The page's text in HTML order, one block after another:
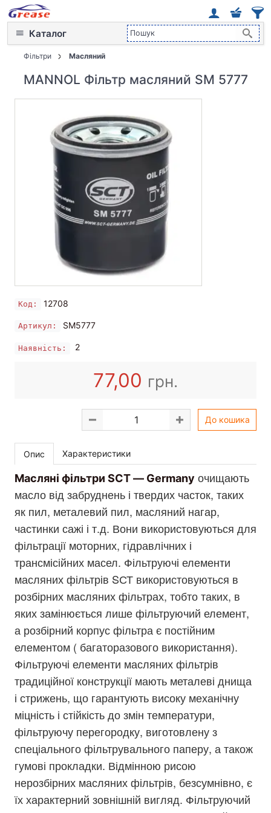
Каталог
Фільтри Масляний
MANNOL Фільтр масляний SM 5777
Код: 12708
Артикул: SM5777
Наявність: 2
77,00 грн.
До кошика
Опис Характеристики
Масляні фільтри SCT — Germany очищають
масло від забруднень і твердих часток, таких
як пил, металевий пил, масляний нагар,
частинки сажі і т.д. Вони використовуються для
фільтрації моторних, гідравлічних і
трансмісійних масел. Фільтруючі елементи
масляних фільтрів SСТ використовуються в
розбірних масляних фільтрах, тобто таких, в
яких замінюється лише фільтруючий елемент,
а розбірний корпус фільтра є постійним
елементом ( багаторазового використання).
Фільтруючі елементи масляних фільтрів
традиційної конструкції мають металеві днища
і стрижень, що гарантують високу механічну
міцність і стійкість до змін температури,
фільтруючу перегородку, виготовлену з
спеціального фільтрувального паперу, а також
гумові прокладки. Відмінною рисою
нерозбірних масляних фільтрів, безсумнівно, є
їх характерний зовнішній вигляд. Фільтруючий